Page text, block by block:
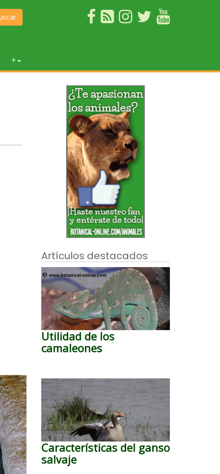
+
Artículos destacados
Utilidad de los
camaleones
Características del ganso
salvaje